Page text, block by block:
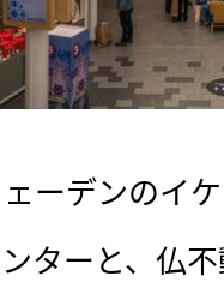
ーデンのイ
ターと、仏